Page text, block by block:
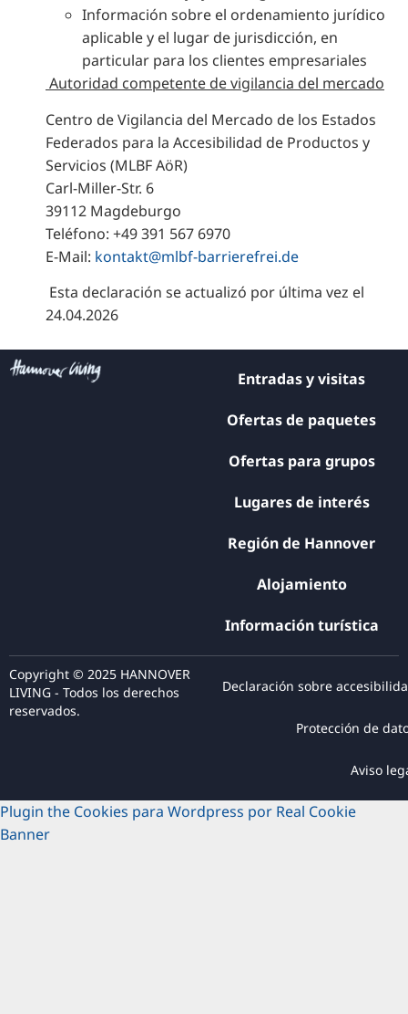
Información sobre el ordenamiento jurídico
aplicable y el lugar de jurisdicción, en
particular para los clientes empresariales
Autoridad competente de vigilancia del mercado
Centro de Vigilancia del Mercado de los Estados
Federados para la Accesibilidad de Productos y
Servicios (MLBF AöR)
Carl-Miller-Str. 6
39112 Magdeburgo
Teléfono: +49 391 567 6970
E-Mail: kontakt@mlbf-barrierefrei.de
Esta declaración se actualizó por última vez el
24.04.2026
Entradas y visitas
Ofertas de paquetes
Ofertas para grupos
Lugares de interés
Región de Hannover
Alojamiento
Información turística
Copyright © 2025 HANNOVER
LIVING - Todos los derechos
reservados.
Declaración sobre
Protección de
Aviso
Plugin the Cookies para Wordpress por Real Cookie
Banner